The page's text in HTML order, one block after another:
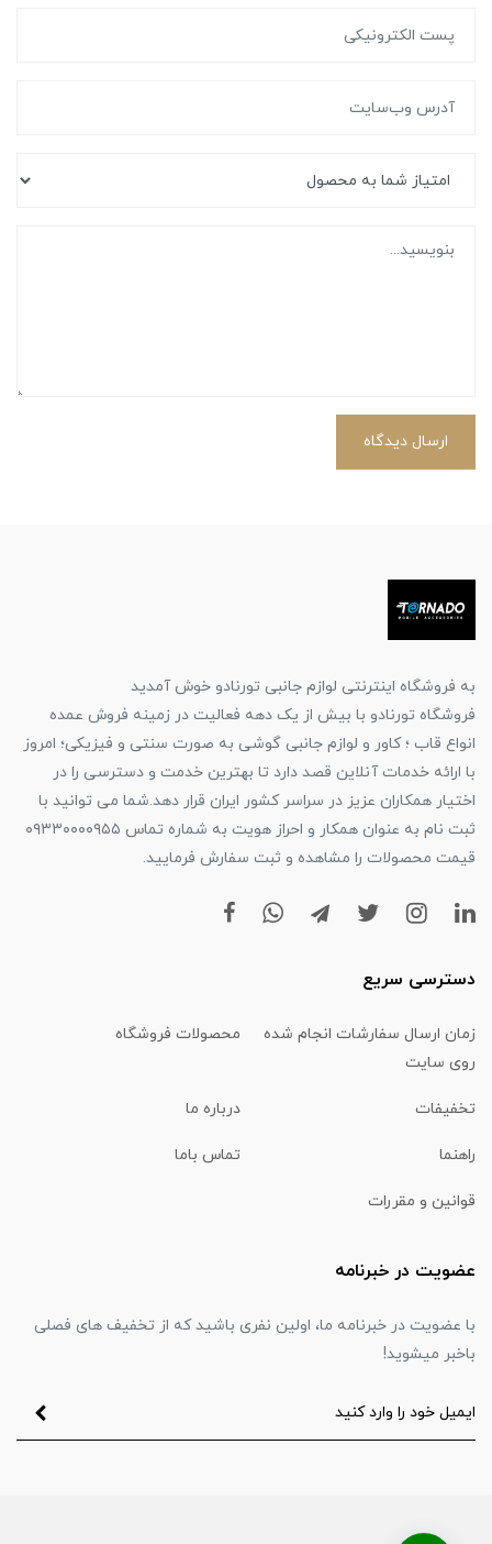
ارسال دیدگاه
به فروشگاه اینترنتی لوازم جانبی تورنادو خوش آمدید
فروشگاه تورنادو با بیش از یک دهه فعالیت در زمینه فروش عمده
انواع قاب ؛ کاور و لوازم جانبی گوشی به صورت سنتی و فیزیکی؛ امروز
با ارائه خدمات آنلاین قصد دارد تا بهترین خدمت و دسترسی را در
اختیار همکاران عزیز در سراسر کشور ایران قرار دهد.شما می توانید با
ثبت نام به عنوان همکار و احراز هویت به شماره تماس ۰۹۳۳۰۰۰۰۹۵۵
قیمت محصولات را مشاهده و ثبت سفارش فرمایید.
دسترسی سریع
زمان ارسال سفارشات انجام شده
روی سایت
محصولات فروشگاه
تخفیفات درباره ما
راهنما تماس باما
قوانین و مقررات
عضویت در خبرنامه
با عضویت در خبرنامه ما، اولین نفری باشید که از تخفیف های فصلی
باخبر میشوید!